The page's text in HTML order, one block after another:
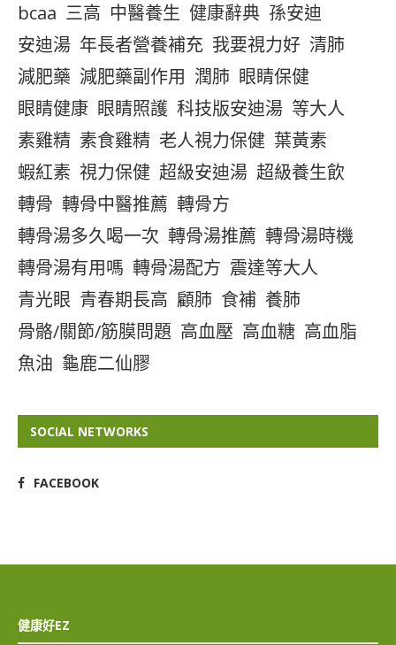
bcaa 三高 中醫養生 健康辭典 孫安迪
安迪湯 年長者營養補充 我要視力好 清肺
減肥藥 減肥藥副作用 潤肺 眼睛保健
眼睛健康 眼睛照護 科技版安迪湯 等大人
素雞精 素食雞精 老人視力保健 葉黃素
蝦紅素 視力保健 超級安迪湯 超級養生飲
轉骨 轉骨中醫推薦 轉骨方
轉骨湯多久喝一次 轉骨湯推薦 轉骨湯時機
轉骨湯有用嗎 轉骨湯配方 震達等大人
青光眼 青春期長高 顧肺 食補 養肺
骨骼/關節/筋膜問題 高血壓 高血糖 高血脂
魚油 龜鹿二仙膠
SOCIAL NETWORKS
FACEBOOK
健康好EZ